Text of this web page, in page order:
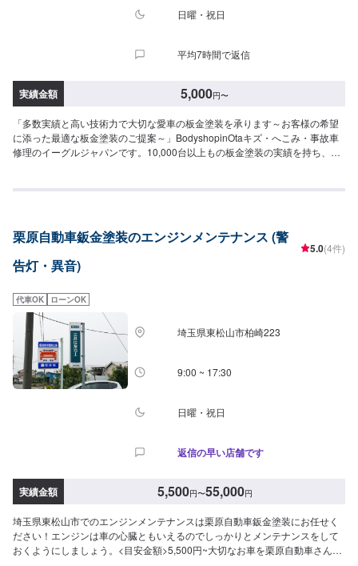
日曜・祝日
平均7時間で返信
実績金額 5,000円〜
「多数実績と高い技術力で大切な愛車の板金塗装を承ります～お客様の希望
に添った最適な板金塗装のご提案～」BodyshopinOtaキズ・へこみ・事故車
修理のイーグルジャパンです。10,000台以上もの板金塗装の実績を持ち、太
にお客様の大切な思い出を乗せた日常を彩る大切な相棒であり、熟練の職人
した上で、長年培った技術力を駆使して最適な方法のご提案をさせていただ
きます。スバル車に関しましては他社様でお断りされる様な内容でも承って
います。ぜひ、お問い合わせください！--------------------------------------------------
だければ作業開始【4】仕上がり次第納車-----納期について-----納期は通常2~3
日程度で納車となります。納期は前後する場合がございます。予め、ご了承
ください。-----パーツ持ち込みについて-----パーツの持ち込み可能です。オフ
ァーにて詳細をお願い致します。-----代車について-----無料の代車をご用意し
ています。お車の作業中は代車をご利用ください。※代車の燃料代はお客様に
ご負担いただいております。-----ご来店時の注意、受付方法-----当工場は竹の
くら様を過ぎ左手にMMM様の看板がある所を右折していただければ工場があ
話いただければと思います。入庫の際はお気をつけてお越しください。駐車
【定休日・営業時間】定休日：日曜日、祝日営業時間：9:00~18:00
栗原自動車鈑金塗装のエンジンメンテナンス (警
告灯・異音)
5.0(4件)
代車OK ローンOK
埼玉県東松山市柏崎223
9:00 ~ 17:30
日曜・祝日
返信の早い店舗です
実績金額 5,500円〜55,000円
埼玉県東松山市でのエンジンメンテナンスは栗原自動車鈑金塗装にお任せく
ださい！エンジンは車の心臓ともいえるのでしっかりとメンテナンスをして
おくようにしましょう。<目安金額>5,500円~大切なお車を栗原自動車さんへ